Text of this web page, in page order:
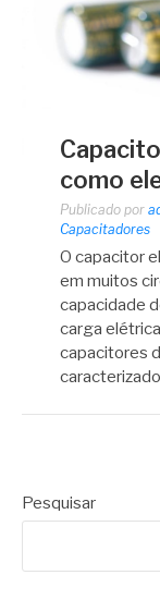
como
Publicado por
Capacitadores
O capacitor
em muitos
capacidade
carga
capacitores
Pesquisar